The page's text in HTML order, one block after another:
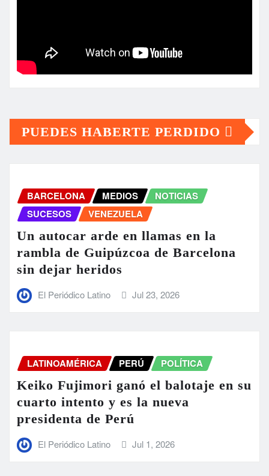
PUEDES HABERTE PERDIDO
BARCELONA MEDIOS
NOTICIAS
SUCESOS
VENEZUELA
Un autocar arde en llamas en la
rambla de Guipúzcoa de Barcelona
sin dejar heridos
El Periódico Latino Jul 23, 2026
LATINOAMÉRICA PERÚ POLÍTICA
Keiko Fujimori ganó el balotaje en su
cuarto intento y es la nueva
presidenta de Perú
El Periódico Latino Jul 1, 2026